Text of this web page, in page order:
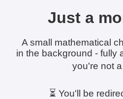
Just a
A small mathematical
in the background - fully
you're not a
⏳ You'll be